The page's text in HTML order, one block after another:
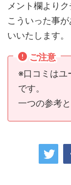
メント欄より
こういった事
いいたします。
ご注意
※口コミはユ
です。
一つの参考